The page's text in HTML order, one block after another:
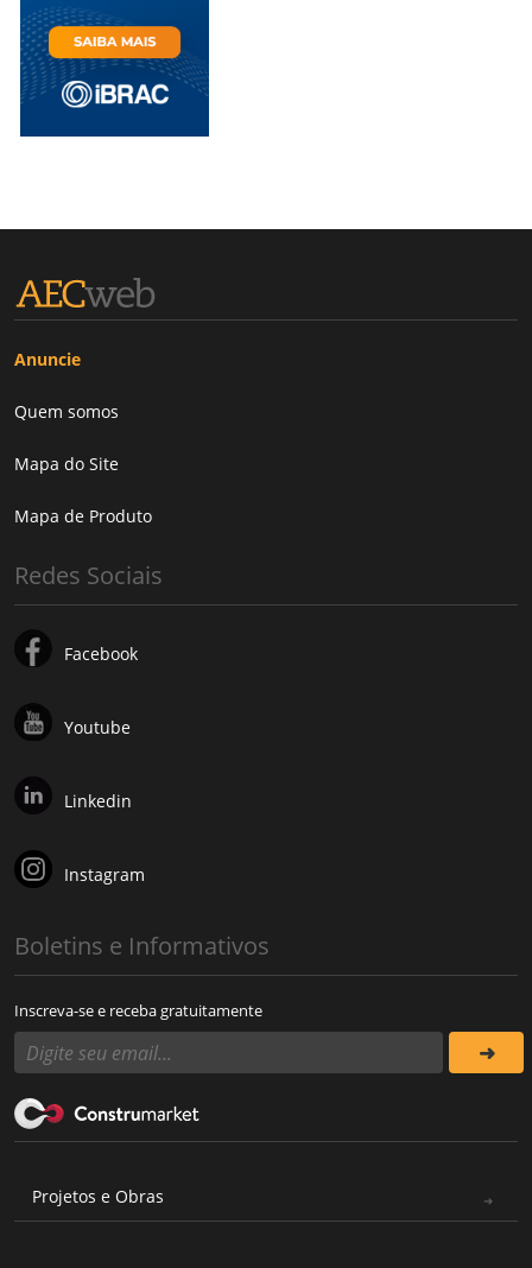
Anuncie
Quem somos
Mapa do Site
Mapa de Produto
Redes Sociais
Facebook
Youtube
Linkedin
Instagram
Boletins e Informativos
Inscreva-se e receba gratuitamente
Projetos e Obras